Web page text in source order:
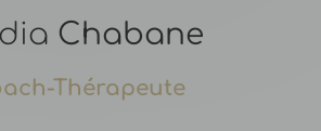
Chabane
Thérapeute